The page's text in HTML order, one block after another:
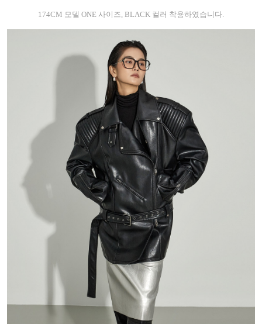
174CM 모델 ONE 사이즈, BLACK 컬러 착용하였습니다.